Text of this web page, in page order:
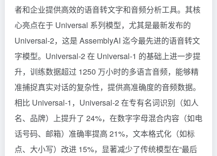
者和企业提供高效的语音转文字和音频分析工具。其核
心亮点在于 Universal 系列模型，尤其是最新发布的
Universal-2，这是 AssemblyAI 迄今最先进的语音转文
字模型。Universal-2 在 Universal-1 的基础上进一步提
升，训练数据超过 1250 万小时的多语言音频，能够精
准捕捉真实对话的复杂性，提供高准确度的音频数据。
相比 Universal-1，Universal-2 在专有名词识别（如人
名、品牌）上提升了 24%，在数字字母混合内容（如电
话号码、邮箱）准确率提高 21%，文本格式化（如标
点、大小写）改进 15%，显著减少了传统模型在“最后